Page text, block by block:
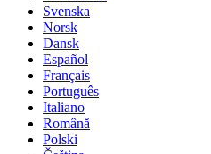
Svenska
Norsk
Dansk
Español
Français
Português
Italiano
Română
Polski